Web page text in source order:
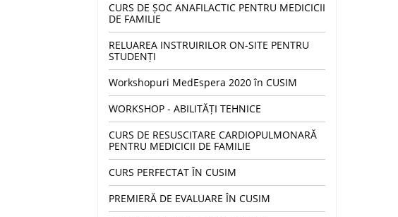
CURS DE ȘOC ANAFILACTIC PENTRU MEDICICII
DE FAMILIE
RELUAREA INSTRUIRILOR ON-SITE PENTRU
STUDENȚI
Workshopuri MedEspera 2020 în CUSIM
WORKSHOP - ABILITĂȚI TEHNICE
CURS DE RESUSCITARE CARDIOPULMONARĂ
PENTRU MEDICICII DE FAMILIE
CURS PERFECTAT ÎN CUSIM
PREMIERĂ DE EVALUARE ÎN CUSIM